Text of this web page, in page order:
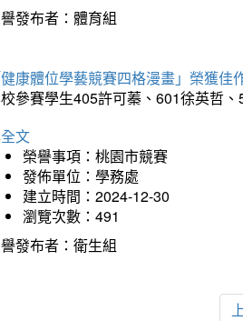
發布者：體育組
康體位學藝競賽四格漫畫」榮獲佳
參賽學生405許可蓁、601徐英哲
文
榮譽事項：桃園市競賽
發佈單位：學務處
建立時間：2024-12-30
瀏覽次數：491
發布者：衛生組